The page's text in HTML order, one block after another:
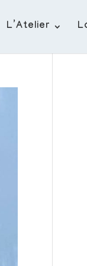
L’Atelier